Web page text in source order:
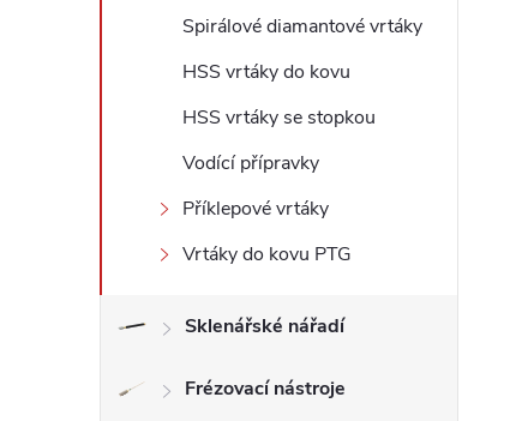
Spirálové diamantové vrtáky
HSS vrtáky do kovu
HSS vrtáky se stopkou
Vodící přípravky
Příklepové vrtáky
Vrtáky do kovu PTG
Sklenářské nářadí
Frézovací nástroje